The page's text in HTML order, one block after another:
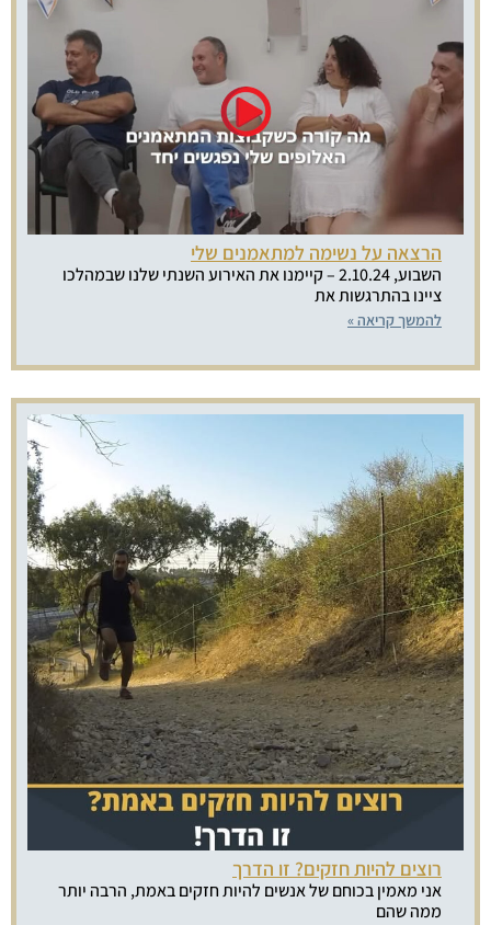
הרצאה על נשימה למתאמנים שלי
השבוע, 2.10.24 – קיימנו את האירוע השנתי שלנו שבמהלכו
ציינו בהתרגשות את
להמשך קריאה »
רוצים להיות חזקים? זו הדרך
אני מאמין בכוחם של אנשים להיות חזקים באמת, הרבה יותר
ממה שהם